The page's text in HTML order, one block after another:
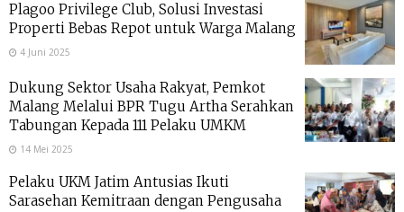
Plagoo Privilege Club, Solusi Investasi
Properti Bebas Repot untuk Warga Malang
4 Juni 2025
Dukung Sektor Usaha Rakyat, Pemkot
Malang Melalui BPR Tugu Artha Serahkan
Tabungan Kepada 111 Pelaku UMKM
14 Mei 2025
Pelaku UKM Jatim Antusias Ikuti
Sarasehan Kemitraan dengan Pengusaha